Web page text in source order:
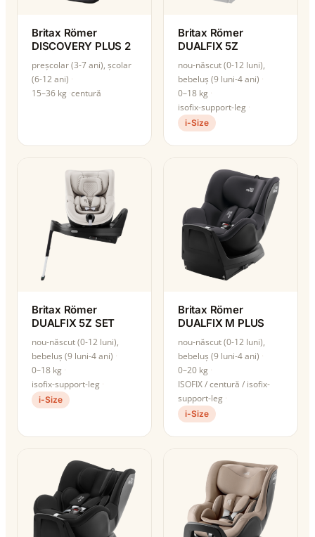
Britax Römer
DISCOVERY PLUS 2
preșcolar (3-7 ani), școlar
(6-12 ani)
15–36 kg centură
Britax Römer
DUALFIX 5Z
nou-născut (0-12 luni),
bebeluș (9 luni-4 ani)
0–18 kg
isofix-support-leg
i-Size
Britax Römer
DUALFIX 5Z SET
nou-născut (0-12 luni),
bebeluș (9 luni-4 ani)
0–18 kg
isofix-support-leg
i-Size
Britax Römer
DUALFIX M PLUS
nou-născut (0-12 luni),
bebeluș (9 luni-4 ani)
0–20 kg
ISOFIX / centură / isofix-
support-leg
i-Size